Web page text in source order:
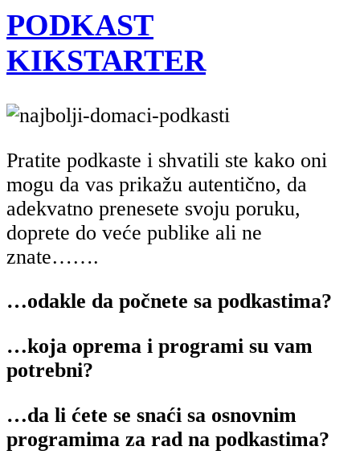
PODKAST
KIKSTARTER
Pratite podkaste i shvatili ste kako oni
mogu da vas prikažu autentično, da
adekvatno prenesete svoju poruku,
doprete do veće publike ali ne
znate…….
…odakle da počnete sa podkastima?
…koja oprema i programi su vam
potrebni?
…da li ćete se snaći sa osnovnim
programima za rad na podkastima?